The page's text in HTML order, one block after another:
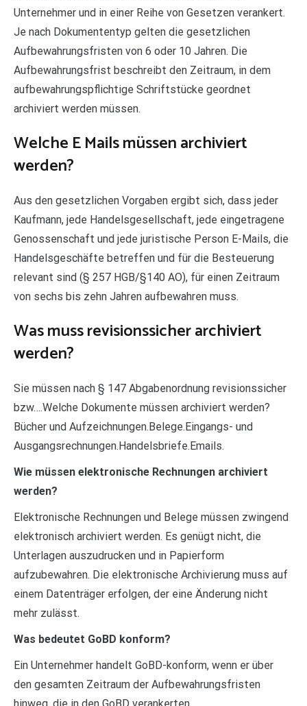
Unternehmer und in einer Reihe von Gesetzen verankert.
Je nach Dokumententyp gelten die gesetzlichen
Aufbewahrungsfristen von 6 oder 10 Jahren. Die
Aufbewahrungsfrist beschreibt den Zeitraum, in dem
aufbewahrungspflichtige Schriftstücke geordnet
archiviert werden müssen.
Welche E Mails müssen archiviert
werden?
Aus den gesetzlichen Vorgaben ergibt sich, dass jeder
Kaufmann, jede Handelsgesellschaft, jede eingetragene
Genossenschaft und jede juristische Person E-Mails, die
Handelsgeschäfte betreffen und für die Besteuerung
relevant sind (§ 257 HGB/§140 AO), für einen Zeitraum
von sechs bis zehn Jahren aufbewahren muss.
Was muss revisionssicher archiviert
werden?
Sie müssen nach § 147 Abgabenordnung revisionssicher
bzw….Welche Dokumente müssen archiviert werden?
Bücher und Aufzeichnungen.Belege.Eingangs- und
Ausgangsrechnungen.Handelsbriefe.Emails.
Wie müssen elektronische Rechnungen archiviert
werden?
Elektronische Rechnungen und Belege müssen zwingend
elektronisch archiviert werden. Es genügt nicht, die
Unterlagen auszudrucken und in Papierform
aufzubewahren. Die elektronische Archivierung muss auf
einem Datenträger erfolgen, der eine Änderung nicht
mehr zulässt.
Was bedeutet GoBD konform?
Ein Unternehmer handelt GoBD-konform, wenn er über
den gesamten Zeitraum der Aufbewahrungsfristen